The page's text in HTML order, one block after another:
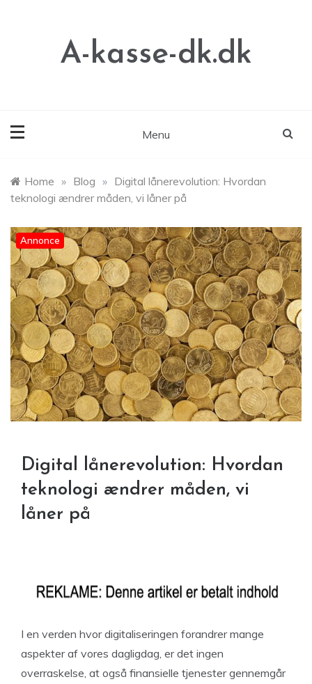
A-kasse-dk.dk
Menu
Home » Blog » Digital lånerevolution: Hvordan
teknologi ændrer måden, vi låner på
Annonce
Digital lånerevolution: Hvordan
teknologi ændrer måden, vi
låner på
I en verden hvor digitaliseringen forandrer mange
aspekter af vores dagligdag, er det ingen
overraskelse, at også finansielle tjenester gennemgår